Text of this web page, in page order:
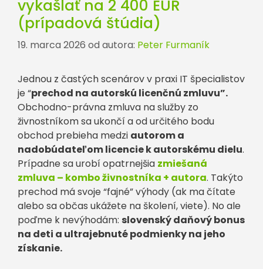
vykašlať na 2 400 EUR
(prípadová štúdia)
19. marca 2026 od autora: Peter Furmaník
Jednou z častých scenárov v praxi IT špecialistov
je “prechod na autorskú licenčnú zmluvu”.
Obchodno-právna zmluva na služby zo
živnostníkom sa ukončí a od určitého bodu
obchod prebieha medzi autorom a
nadobúdateľom licencie k autorskému dielu.
Prípadne sa urobí opatrnejšia zmiešaná
zmluva – kombo živnostníka + autora. Takýto
prechod má svoje “fajné” výhody (ak ma čítate
alebo sa občas ukážete na školení, viete). No ale
poďme k nevýhodám: slovenský daňový bonus
na deti a ultrajebnuté podmienky na jeho
získanie.